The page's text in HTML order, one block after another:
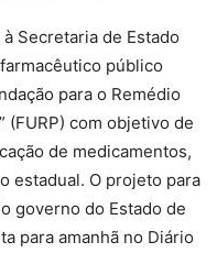
Secretaria de Estado
público
para o Remédio
(FURP) com objetivo de
de medicamentos,
estadual. O projeto para
governo do Estado de
para amanhã no Diário